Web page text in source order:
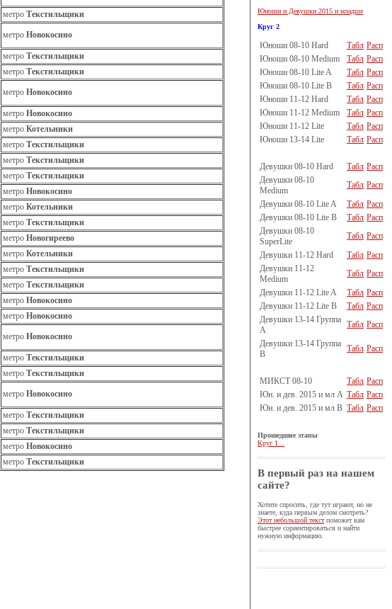
метро Текстильщики
метро Новокосино
метро Текстильщики
метро Текстильщики
метро Новокосино
метро Новокосино
метро Котельники
метро Текстильщики
метро Текстильщики
метро Текстильщики
метро Новокосино
метро Котельники
метро Текстильщики
метро Новогиреево
метро Котельники
метро Текстильщики
метро Текстильщики
метро Новокосино
метро Новокосино
метро Новокосино
метро Текстильщики
метро Текстильщики
метро Новокосино
метро Текстильщики
метро Текстильщики
метро Новокосино
метро Текстильщики
Юноши и Девушки 2015 и младше
Круг 2
Юноши 08-10 Hard Табл Расп
Юноши 08-10 Medium
Табл Расп
Юноши 08-10 Lite A
Табл Расп
Юноши 08-10 Lite B
Табл Расп
Юноши 11-12 Hard
Табл Расп
Юноши 11-12 Medium
Табл Расп
Юноши 11-12 Lite
Табл Расп
Юноши 13-14 Lite
Табл Расп
Девушки 08-10 Hard Табл Расп
Девушки 08-10
Medium
Табл Расп
Девушки 08-10 Lite A
Табл Расп
Девушки 08-10 Lite B
Табл Расп
Девушки 08-10
SuperLite
Табл Расп
Девушки 11-12 Hard
Табл Расп
Девушки 11-12
Medium
Табл Расп
Девушки 11-12 Lite A
Табл Расп
Девушки 11-12 Lite B
Табл Расп
Девушки 13-14 Группа
A
Табл Расп
Девушки 13-14 Группа
B
Табл Расп
МИКСТ 08-10 Табл Расп
Юн. и дев. 2015 и мл A Табл Расп
Юн. и дев. 2015 и мл B Табл Расп
Прошедшие этапы
Круг 1 ..
В первый раз на нашем
сайте?
Хотите спросить, где тут играют, но не
знаете, куда первым делом смотреть?
Этот небольшой текстпоможет вам
быстрее сориентироваться и найти
нужную информацию.